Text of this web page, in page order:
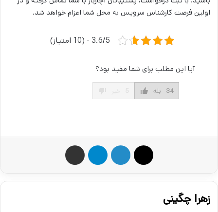
اولین فرصت کارشناس سرویس به محل شما اعزام خواهد شد.
3.6/5 - (10 امتیاز)
آیا این مطلب برای شما مفید بود؟
بله 34
لینکدین تلگرام
زهرا چگینی